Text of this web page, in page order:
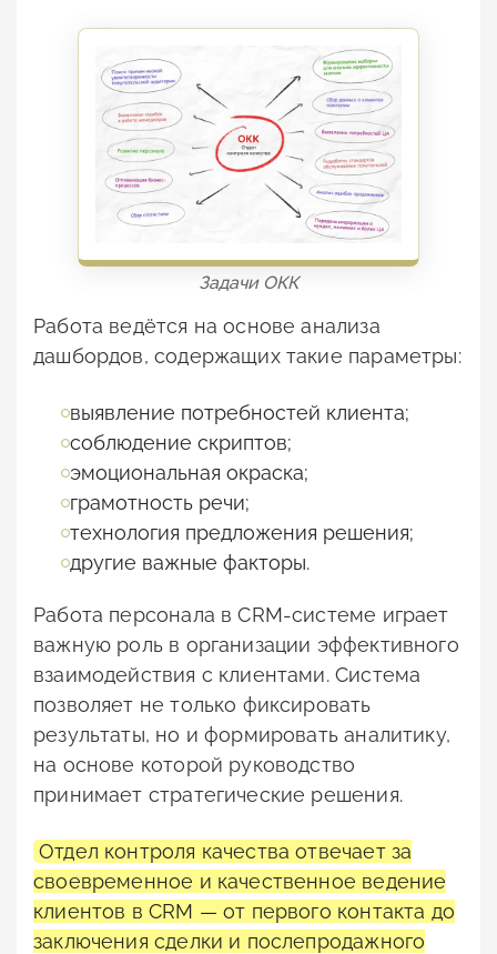
Задачи ОКК
Работа ведётся на основе анализа
дашбордов, содержащих такие параметры:
выявление потребностей клиента;
соблюдение скриптов;
эмоциональная окраска;
грамотность речи;
технология предложения решения;
другие важные факторы.
Работа персонала в CRM-системе играет
важную роль в организации эффективного
взаимодействия с клиентами. Система
позволяет не только фиксировать
результаты, но и формировать аналитику,
на основе которой руководство
принимает стратегические решения.
Отдел контроля качества отвечает за
своевременное и качественное ведение
клиентов в CRM — от первого контакта до
заключения сделки и послепродажного